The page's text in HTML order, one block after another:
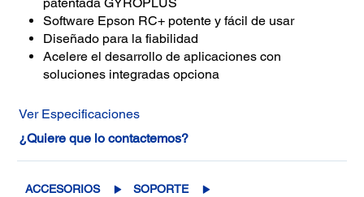
patentada GYROPLUS
Software Epson RC+ potente y fácil de usar
Diseñado para la fiabilidad
Acelere el desarrollo de aplicaciones con
soluciones integradas opciona
Ver Especificaciones
¿Quiere que lo contactemos?
ACCESORIOS SOPORTE